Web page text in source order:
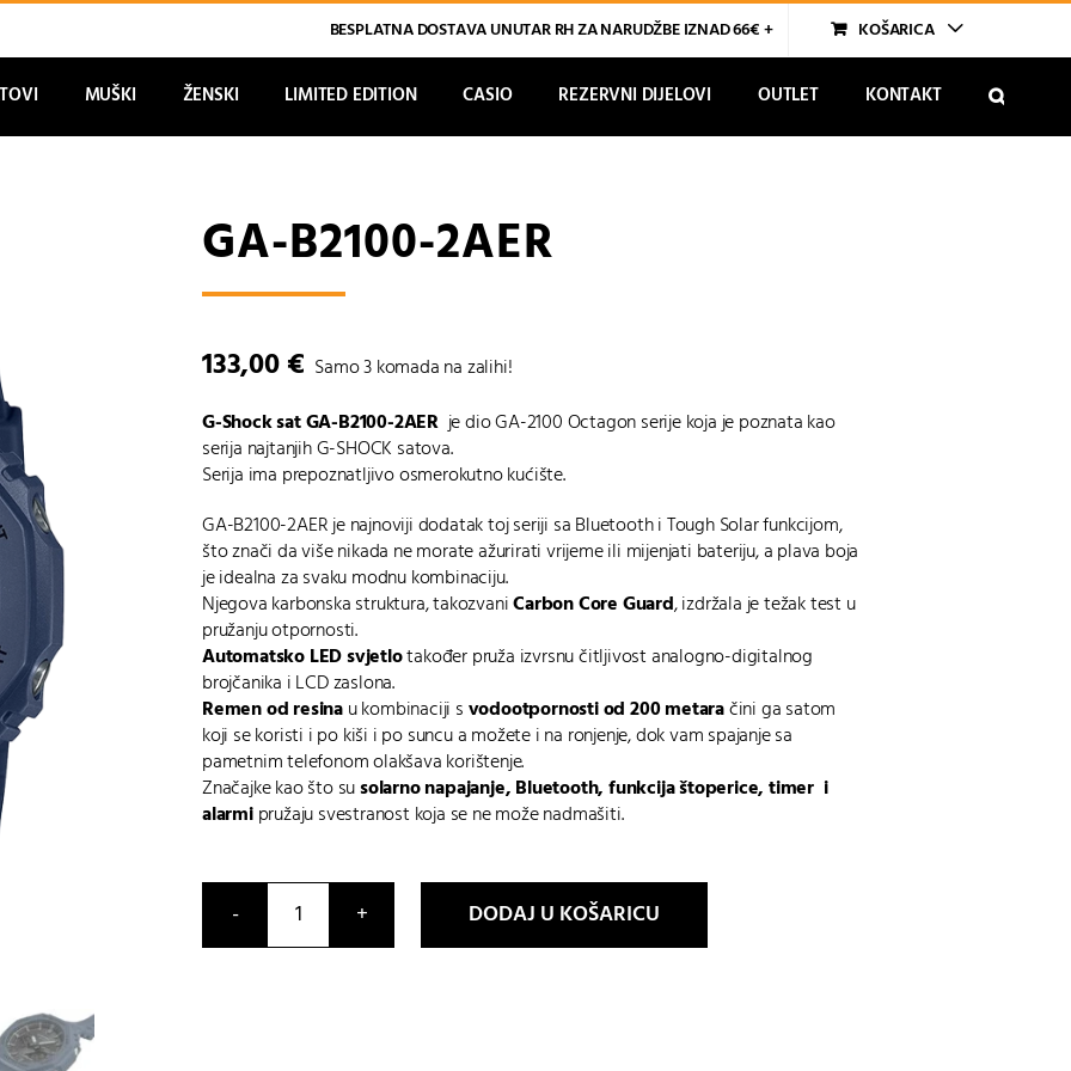
BESPLATNA DOSTAVA UNUTAR RH ZA NARUDŽBE IZNAD 66€ + KOŠARICA
MUŠKI ŽENSKI LIMITED EDITION CASIO REZERVNI DIJELOVI OUTLET KONTAKT
GA-B2100-2AER
133,00€ Samo 3 komada na zalihi!
G-Shock sat GA-B2100-2AERje dio GA-2100 Octagon serije koja je poznata kao
serija najtanjih G-SHOCK satova.
Serija ima prepoznatljivo osmerokutno kućište.
GA-B2100-2AER je najnoviji dodatak toj seriji sa Bluetooth i Tough Solar funkcijom,
što znači da više nikada ne morate ažurirati vrijeme ili mijenjati bateriju, a plava boja
je idealna za svaku modnu kombinaciju.
Njegova karbonska struktura, takozvaniCarbon Core Guard, izdržala je težak test u
pružanju otpornosti.
Automatsko LED svjetlotakođer pruža izvrsnu čitljivost analogno-digitalnog
brojčanika i LCD zaslona.
Remen od resinau kombinaciji svodootpornosti od 200 metaračini ga satom
koji se koristi i po kiši i po suncu a možete i na ronjenje, dok vam spajanje sa
pametnim telefonom olakšava korištenje.
Značajke kao što susolarno napajanje, Bluetooth, funkcija štoperice, timer i
alarmipružaju svestranost koja se ne može nadmašiti.
GA-
B2100-
DODAJ U KOŠARICU